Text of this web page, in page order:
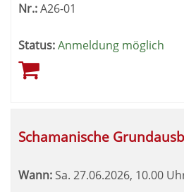
Nr.:A26-01
Status:Anmeldung möglich
Schamanische
Wann: Sa. 27.06.2026, 10.00